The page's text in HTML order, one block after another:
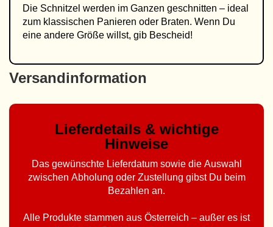
Die Schnitzel werden im Ganzen geschnitten – ideal
zum klassischen Panieren oder Braten. Wenn Du
eine andere Größe willst, gib Bescheid!
Versandinformation
Lieferdetails & wichtige
Hinweise
Das gewünschte Lieferdatum sowie die Auswahl
zwischen Abholung oder Zustellung gibst Du beim
Bezahlen an.
Alle Produkte stammen aus Österreich – außer es ist